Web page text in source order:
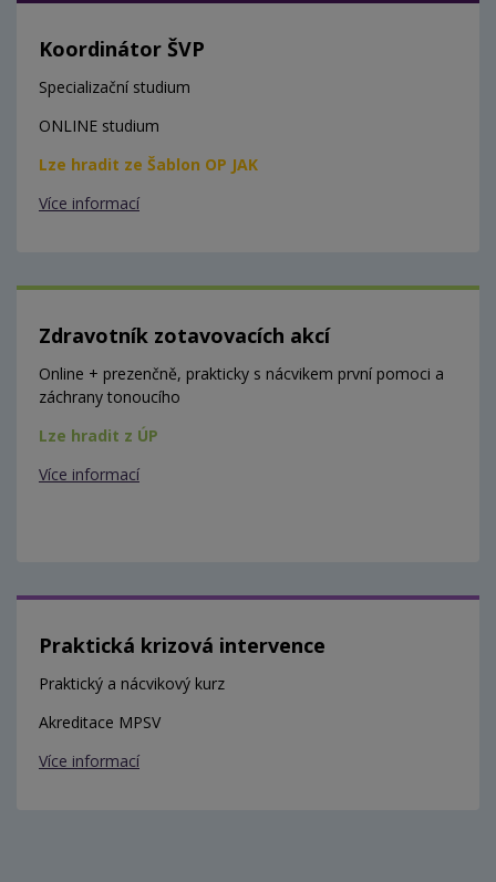
Koordinátor ŠVP
Specializační studium
ONLINE studium
Lze hradit ze Šablon OP JAK
Více informací
Zdravotník zotavovacích akcí
Online + prezenčně, prakticky s nácvikem první pomoci a
záchrany tonoucího
Lze hradit z ÚP
Více informací
Praktická krizová intervence
Praktický a nácvikový kurz
Akreditace MPSV
Více informací